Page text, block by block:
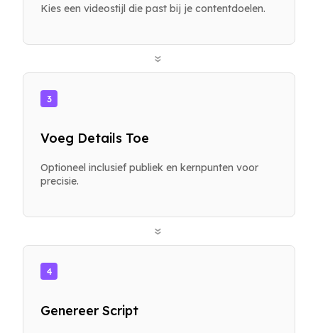
Kies een videostijl die past bij je contentdoelen.
»
3
Voeg Details Toe
Optioneel inclusief publiek en kernpunten voor
precisie.
»
4
Genereer Script